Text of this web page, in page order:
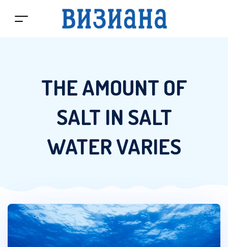
THE AMOUNT OF
SALT IN SALT
WATER VARIES